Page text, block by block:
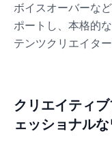
ボイスオーバーな
ポートし、本格的
テンツクリエイタ
クリエイティ
ェッショナル